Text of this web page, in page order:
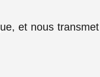
et nous